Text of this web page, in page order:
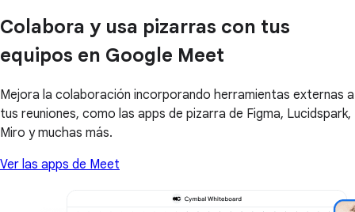
Colabora y usa pizarras con tus
equipos en Google Meet
Mejora la colaboración incorporando herramientas externas a
tus reuniones, como las apps de pizarra de Figma, Lucidspark,
Miro y muchas más.
Ver las apps de Meet